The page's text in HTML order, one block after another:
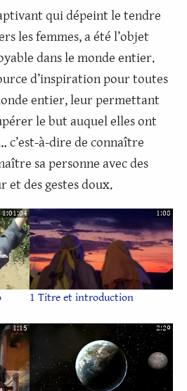
qui dépeint le tendre
les femmes, a été l’objet
dans le monde entier.
d’inspiration pour toutes
entier, leur permettant
le but auquel elles ont
c’est-à-dire de connaître
sa personne avec des
et des gestes doux.
1:01:04 1:08
1 Titre et introduction
1:15 2:29